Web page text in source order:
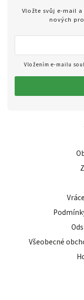
Všeobecné
Vložte svůj e-mail
nových
Vložením e-mailu